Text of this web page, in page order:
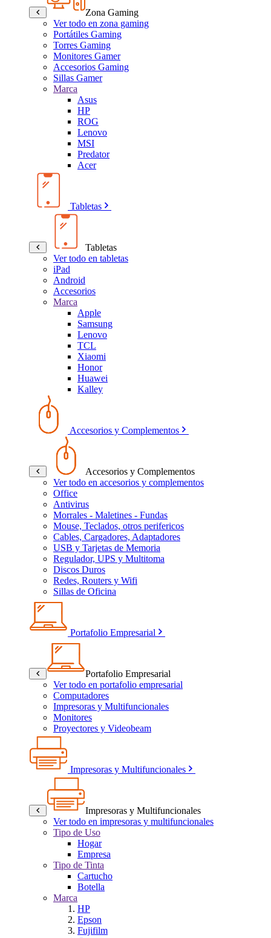
Zona Gaming
Ver todo en zona gaming
Portátiles Gaming
Torres Gaming
Monitores Gamer
Accesorios Gaming
Sillas Gamer
Marca
Asus
HP
ROG
Lenovo
MSI
Predator
Acer
Tabletas
Tabletas
Ver todo en tabletas
iPad
Android
Accesorios
Marca
Apple
Samsung
Lenovo
TCL
Xiaomi
Honor
Huawei
Kalley
Accesorios y Complementos
Accesorios y Complementos
Ver todo en accesorios y complementos
Office
Antivirus
Morrales - Maletines - Fundas
Mouse, Teclados, otros perifericos
Cables, Cargadores, Adaptadores
USB y Tarjetas de Memoria
Regulador, UPS y Multitoma
Discos Duros
Redes, Routers y Wifi
Sillas de Oficina
Portafolio Empresarial
Portafolio Empresarial
Ver todo en portafolio empresarial
Computadores
Impresoras y Multifuncionales
Monitores
Proyectores y Videobeam
Impresoras y Multifuncionales
Impresoras y Multifuncionales
Ver todo en impresoras y multifuncionales
Tipo de Uso
Hogar
Empresa
Tipo de Tinta
Cartucho
Botella
Marca
HP
Epson
Fujifilm